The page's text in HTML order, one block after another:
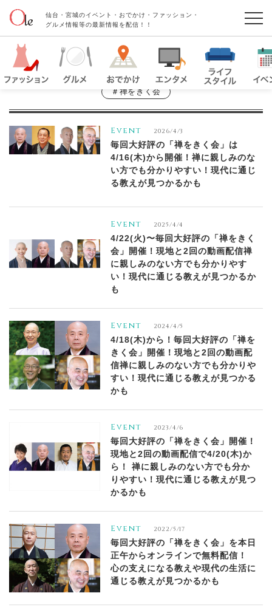
仙台・宮城のイベント・おでかけ・ファッション・
グルメ情報等の最新情報を配信！！
＃禅をきく会
Event 2026/4/3
毎回大好評の「禅をきく会」は
4/16(木)から開催！禅に親しみのな
い方でも分かりやすい！現代に通じ
る教えが見つかるかも
Event 2025/4/4
4/22(火)〜毎回大好評の「禅をきく
会」開催！現地と2回の動画配信禅
に親しみのない方でも分かりやす
い！現代に通じる教えが見つかるか
も
Event 2024/4/5
4/18(木)から！毎回大好評の「禅を
きく会」開催！現地と2回の動画配
信禅に親しみのない方でも分かりや
すい！現代に通じる教えが見つかる
かも
Event 2023/4/6
毎回大好評の「禅をきく会」開催！
現地と2回の動画配信で4/20(木)か
ら！ 禅に親しみのない方でも分か
りやすい！現代に通じる教えが見つ
かるかも
Event 2022/5/17
毎回大好評の「禅をきく会」を本日
正午からオンラインで無料配信！
心の支えになる教えや現代の生活に
通じる教えが見つかるかも